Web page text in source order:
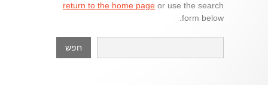
return to the home page or use the search
form below.